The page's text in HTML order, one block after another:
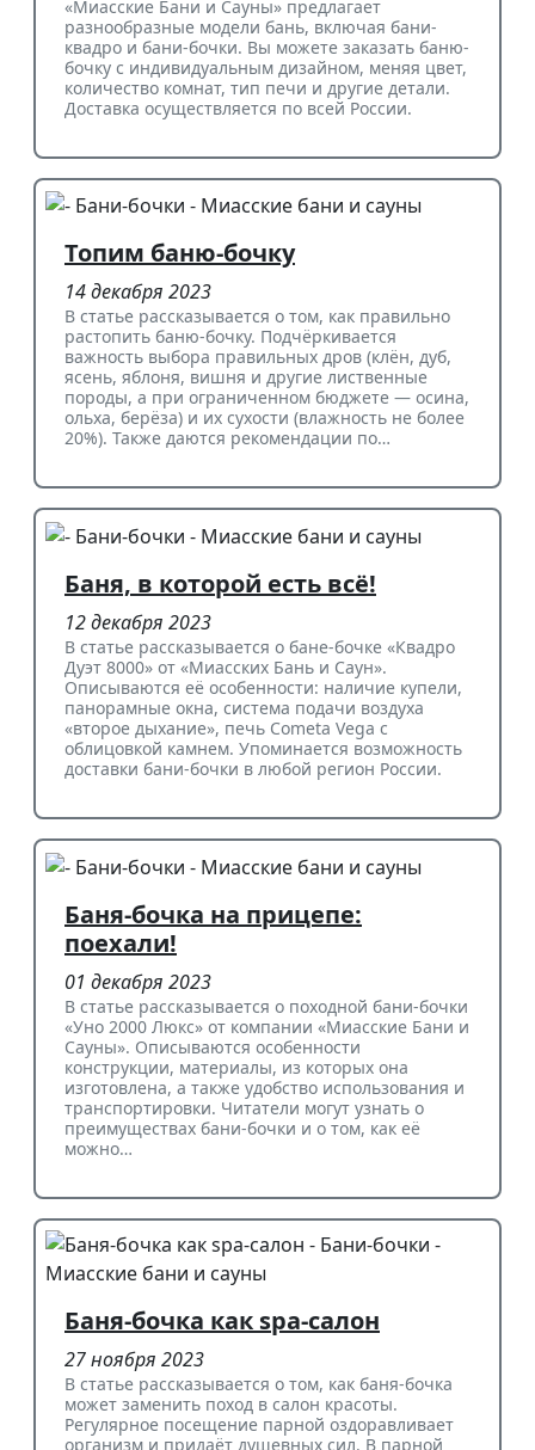
«Миасские Бани и Сауны» предлагает
разнообразные модели бань, включая бани-
квадро и бани-бочки. Вы можете заказать баню-
бочку с индивидуальным дизайном, меняя цвет,
количество комнат, тип печи и другие детали.
Доставка осуществляется по всей России.
Топим баню-бочку
14 декабря 2023
В статье рассказывается о том, как правильно
растопить баню-бочку. Подчёркивается
важность выбора правильных дров (клён, дуб,
ясень, яблоня, вишня и другие лиственные
породы, а при ограниченном бюджете — осина,
ольха, берёза) и их сухости (влажность не более
20%). Также даются рекомендации по…
Баня, в которой есть всё!
12 декабря 2023
В статье рассказывается о бане-бочке «Квадро
Дуэт 8000» от «Миасских Бань и Саун».
Описываются её особенности: наличие купели,
панорамные окна, система подачи воздуха
«второе дыхание», печь Cometa Vega с
облицовкой камнем. Упоминается возможность
доставки бани-бочки в любой регион России.
Баня-бочка на прицепе:
поехали!
01 декабря 2023
В статье рассказывается о походной бани-бочки
«Уно 2000 Люкс» от компании «Миасские Бани и
Сауны». Описываются особенности
конструкции, материалы, из которых она
изготовлена, а также удобство использования и
транспортировки. Читатели могут узнать о
преимуществах бани-бочки и о том, как её
можно…
Баня-бочка как spa-салон
27 ноября 2023
В статье рассказывается о том, как баня-бочка
может заменить поход в салон красоты.
Регулярное посещение парной оздоравливает
организм и придаёт душевных сил. В парной